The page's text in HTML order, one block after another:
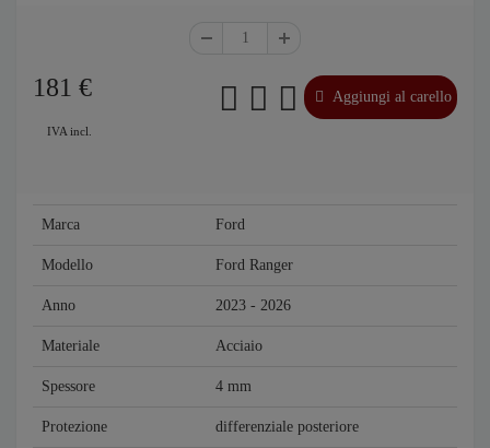
181 €
IVA incl.
Aggiungi al carello
Marca Ford
Modello Ford Ranger
Anno 2023 - 2026
Materiale Acciaio
Spessore 4 mm
Protezione differenziale posteriore